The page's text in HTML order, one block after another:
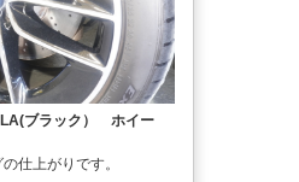
ブラック） ホイー
仕上がりです。